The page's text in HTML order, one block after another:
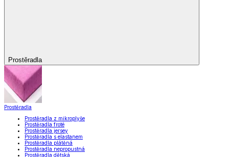
Prostěradla
Prostěradla
Prostěradla z mikroplyše
Prostěradla froté
Prostěradla jersey
Prostěradla s elastanem
Prostěradla plátěná
Prostěradla nepropustná
Prostěradla dětská